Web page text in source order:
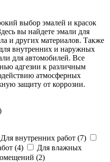
выбор эмалей и красок
вы найдете эмали для
и других материалов. Также
внутренних и наружных
для автомобилей. Все
адгезии к различным
атмосферных
защиту от коррозии.
Для внутренних работ (7)
(4)
Для влажных
(2)